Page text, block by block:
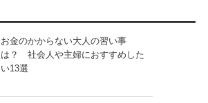
お金のかからない大人の習い事
は？ 社会人や主婦におすすめした
い13選